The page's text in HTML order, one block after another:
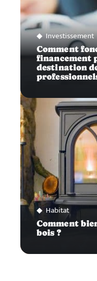
Investissement
Comment
financement
destination
Habitat
Comment
bois ?